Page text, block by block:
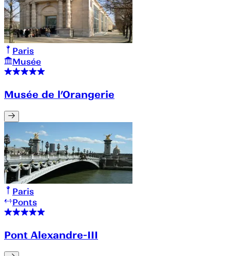
Paris
Musée
Musée de l’Orangerie
Paris
Ponts
Pont Alexandre-III